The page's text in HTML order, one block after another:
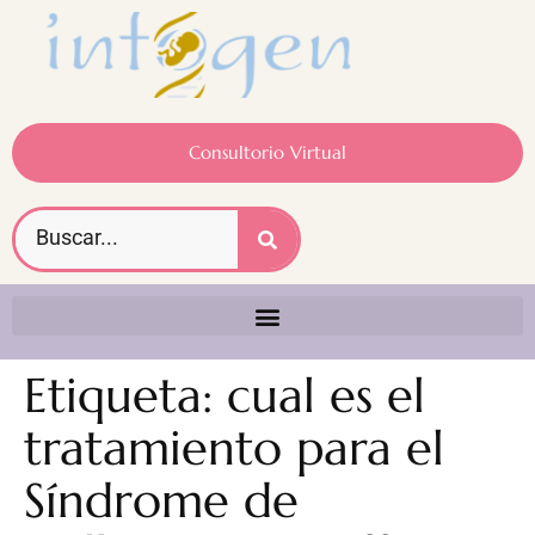
Consultorio Virtual
Etiqueta: cual es el
tratamiento para el
Síndrome de